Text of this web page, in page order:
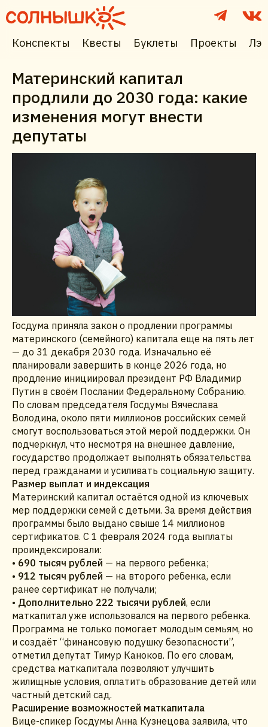
Конспекты Квесты Буклеты Проекты
Материнский капитал
продлили до 2030 года: какие
изменения могут внести
депутаты
Госдума приняла закон о продлении программы
материнского (семейного) капитала еще на пять лет
— до 31 декабря 2030 года. Изначально её
планировали завершить в конце 2026 года, но
продление инициировал президент РФ Владимир
Путин в своём Послании Федеральному Собранию.
По словам председателя Госдумы Вячеслава
Володина, около пяти миллионов российских семей
смогут воспользоваться этой мерой поддержки. Он
подчеркнул, что несмотря на внешнее давление,
государство продолжает выполнять обязательства
перед гражданами и усиливать социальную защиту.
Размер выплат и индексация
Материнский капитал остаётся одной из ключевых
мер поддержки семей с детьми. За время действия
программы было выдано свыше 14 миллионов
сертификатов. С 1 февраля 2024 года выплаты
проиндексировали:
• 690 тысяч рублей — на первого ребенка;
• 912 тысяч рублей — на второго ребенка, если
ранее сертификат не получали;
• Дополнительно 222 тысячи рублей, если
маткапитал уже использовался на первого ребенка.
Программа не только помогает молодым семьям, но
и создаёт “финансовую подушку безопасности”,
отметил депутат Тимур Каноков. По его словам,
средства маткапитала позволяют улучшить
жилищные условия, оплатить образование детей или
частный детский сад.
Расширение возможностей маткапитала
Вице-спикер Госдумы Анна Кузнецова заявила, что